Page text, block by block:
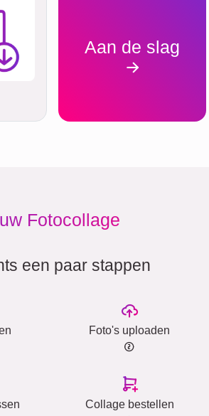
Aan de slag
Fotocollage
een paar stappen
Foto's uploaden
Collage bestellen